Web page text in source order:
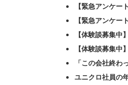
【緊急アンケー
【緊急アンケー
【体験談募集
【体験談募集
「この会社終
ユニクロ社員の